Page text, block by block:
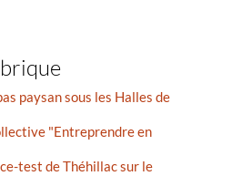
paysan sous les Halles de
"Entreprendre en
test de Théhillac sur le